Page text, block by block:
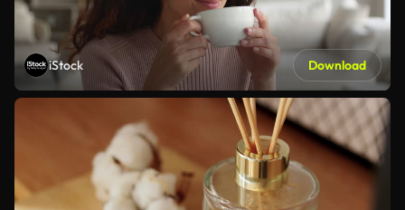
iStock Download